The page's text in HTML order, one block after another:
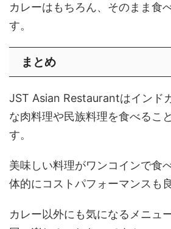
カレーはもちろん、そのまま食
す。
まとめ
JST Asian Restaurantはインド
な肉料理や民族料理を食べるこ
す。
美味しい料理がワンコインで食
体的にコストパフォーマンスも
カレー以外にも気になるメニュ